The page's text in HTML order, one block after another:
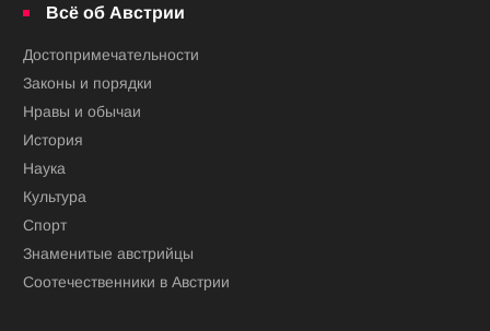
Всё об Австрии
Достопримечательности
Законы и порядки
Нравы и обычаи
История
Наука
Культура
Спорт
Знаменитые австрийцы
Соотечественники в Австрии